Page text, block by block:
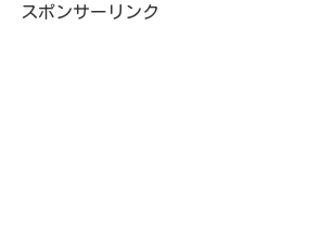
スポンサーリンク